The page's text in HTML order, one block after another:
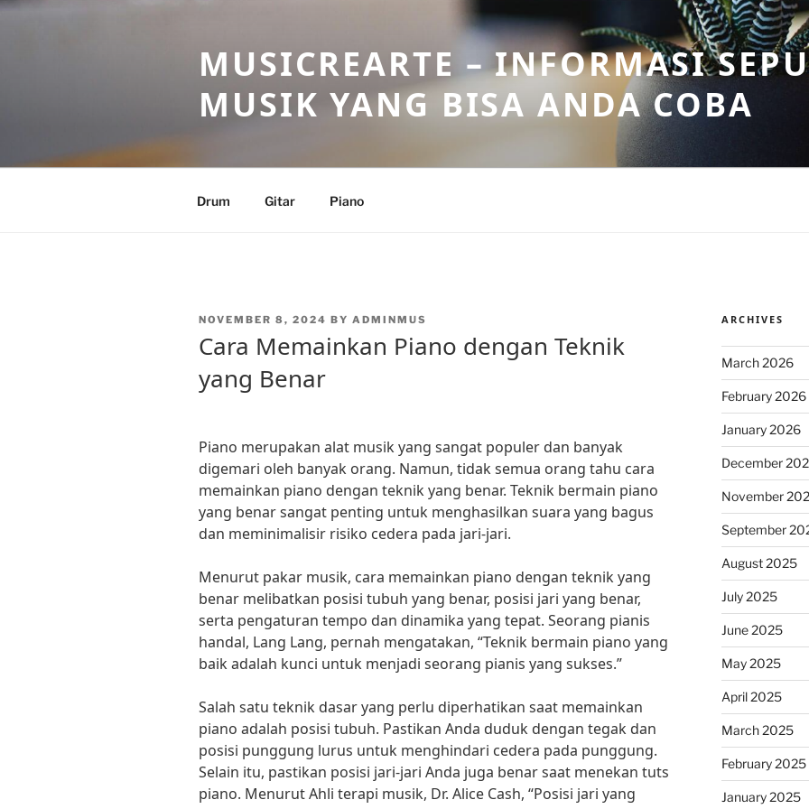
Skip
MUSICREARTE – INFORMASI
MUSIK YANG BISA ANDA COBA
Drum Gitar Piano
POSTED
NOVEMBER 8, 2024 BY ADMINMUS
Cara Memainkan Piano dengan Teknik
yang Benar
Piano merupakan alat musik yang sangat populer dan banyak
digemari oleh banyak orang. Namun, tidak semua orang tahu cara
memainkan piano dengan teknik yang benar. Teknik bermain piano
yang benar sangat penting untuk menghasilkan suara yang bagus
dan meminimalisir risiko cedera pada jari-jari.
Menurut pakar musik, cara memainkan piano dengan teknik yang
benar melibatkan posisi tubuh yang benar, posisi jari yang benar,
serta pengaturan tempo dan dinamika yang tepat. Seorang pianis
handal, Lang Lang, pernah mengatakan, “Teknik bermain piano yang
baik adalah kunci untuk menjadi seorang pianis yang sukses.”
Salah satu teknik dasar yang perlu diperhatikan saat memainkan
piano adalah posisi tubuh. Pastikan Anda duduk dengan tegak dan
posisi punggung lurus untuk menghindari cedera pada punggung.
Selain itu, pastikan posisi jari-jari Anda juga benar saat menekan tuts
piano. Menurut Ahli terapi musik, Dr. Alice Cash, “Posisi jari yang
ARCHIVES
March 2026
February 2026
January 2026
December
November
September
August 2025
July 2025
June 2025
May 2025
April 2025
March 2025
February 2025
January 2025